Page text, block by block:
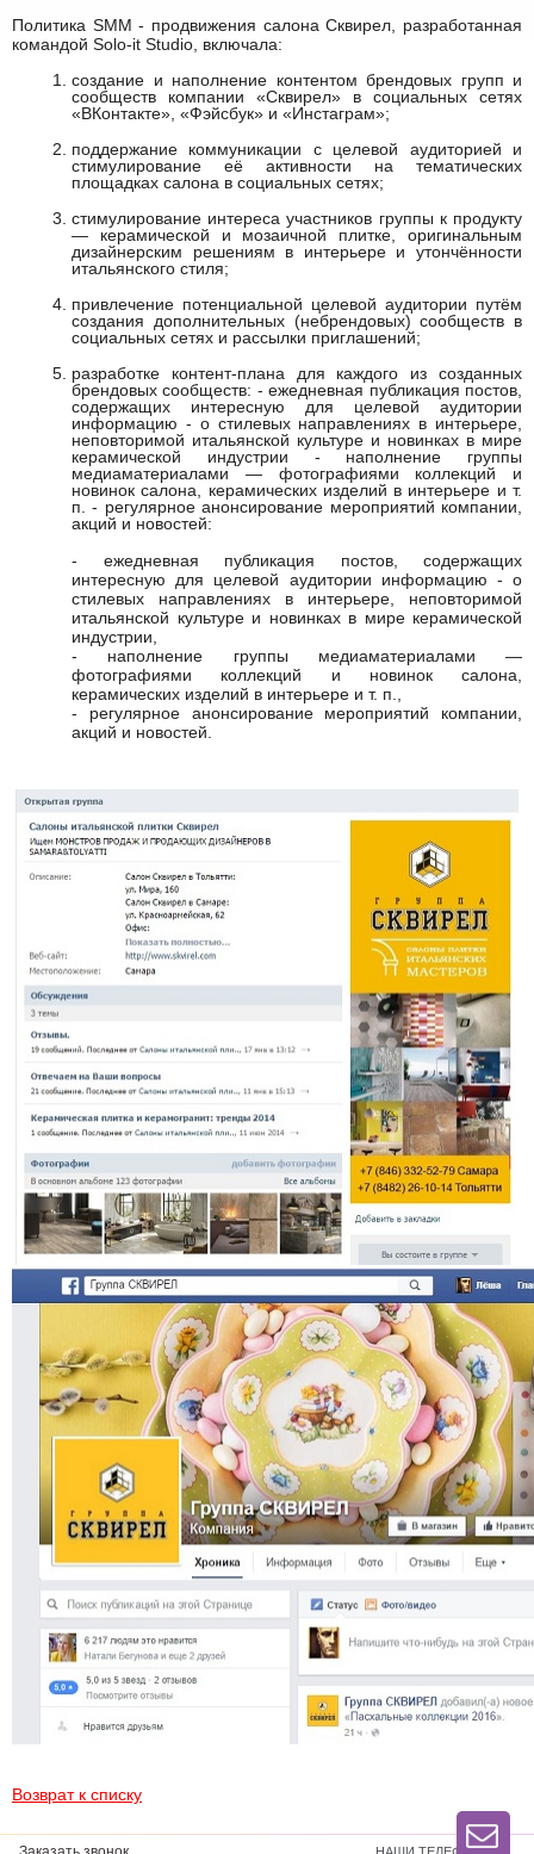
Политика SMM - продвижения салона Сквирел, разработанная
командой Solo-it Studio, включала:
cоздание и наполнение контентом брендовых групп и
сообществ компании «Сквирел» в социальных сетях
«ВКонтакте», «Фэйсбук» и «Инстаграм»;
поддержание коммуникации с целевой аудиторией и
стимулирование её активности на тематических
площадках салона в социальных сетях;
cтимулирование интереса участников группы к продукту
— керамической и мозаичной плитке, оригинальным
дизайнерским решениям в интерьере и утончённости
итальянского стиля;
привлечение потенциальной целевой аудитории путём
создания дополнительных (небрендовых) сообществ в
социальных сетях и рассылки приглашений;
разработкe контент-плана для каждого из созданных
брендовых сообществ: - ежедневная публикация постов,
содержащих интересную для целевой аудитории
информацию - о стилевых направлениях в интерьере,
неповторимой итальянской культуре и новинках в мире
керамической индустрии - наполнение группы
медиаматериалами — фотографиями коллекций и
новинок салона, керамических изделий в интерьере и т.
п. - регулярное анонсирование мероприятий компании,
акций и новостей:
- ежедневная публикация постов, содержащих
интересную для целевой аудитории информацию - о
стилевых направлениях в интерьере, неповторимой
итальянской культуре и новинках в мире керамической
индустрии,
- наполнение группы медиаматериалами —
фотографиями коллекций и новинок салона,
керамических изделий в интерьере и т. п.,
- регулярное анонсирование мероприятий компании,
акций и новостей.
Возврат к списку